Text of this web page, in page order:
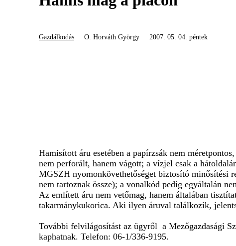
Gazdálkodás O. Horváth György 2007. 05. 04. péntek
Hamisított áru esetében a papírzsák nem
nem perforált, hanem vágott; a vízjel csak a
MGSZH nyomonkövethetőséget biztosító minősítési
nem tartoznak össze); a vonalkód pedig egyáltalán
Az említett áru nem vetőmag, hanem általában
takarmánykukorica. Aki ilyen áruval találkozik,
További felvilágosítást az ügyről a Mezőgazdasági
kaphatnak. Telefon: 06-1/336-9195.